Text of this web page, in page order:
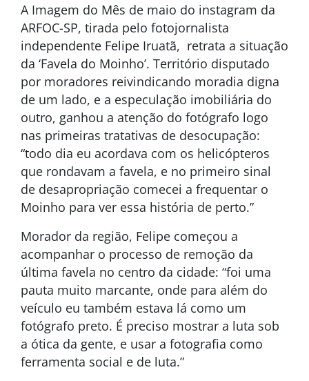
A Imagem do Mês de maio do instagram da
ARFOC-SP, tirada pelo fotojornalista
independente Felipe Iruatã, retrata a situação
da ‘Favela do Moinho’. Território disputado
por moradores reivindicando moradia digna
de um lado, e a especulação imobiliária do
outro, ganhou a atenção do fotógrafo logo
nas primeiras tratativas de desocupação:
“todo dia eu acordava com os helicópteros
que rondavam a favela, e no primeiro sinal
de desapropriação comecei a frequentar o
Moinho para ver essa história de perto.”
Morador da região, Felipe começou a
acompanhar o processo de remoção da
última favela no centro da cidade: “foi uma
pauta muito marcante, onde para além do
veículo eu também estava lá como um
fotógrafo preto. É preciso mostrar a luta sob
a ótica da gente, e usar a fotografia como
ferramenta social e de luta.”